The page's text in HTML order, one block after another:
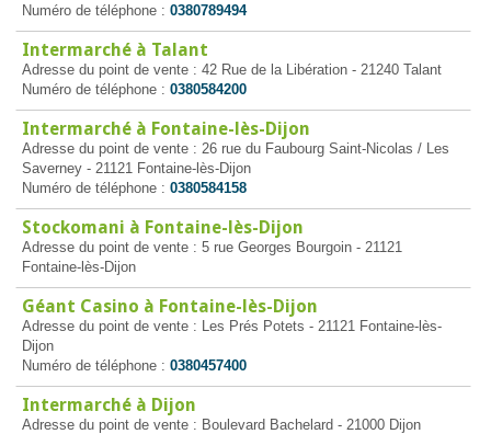
Numéro de téléphone : 0380789494
Intermarché à Talant
Adresse du point de vente : 42 Rue de la Libération - 21240 Talant
Numéro de téléphone : 0380584200
Intermarché à Fontaine-lès-Dijon
Adresse du point de vente : 26 rue du Faubourg Saint-Nicolas / Les
Saverney - 21121 Fontaine-lès-Dijon
Numéro de téléphone : 0380584158
Stockomani à Fontaine-lès-Dijon
Adresse du point de vente : 5 rue Georges Bourgoin - 21121
Fontaine-lès-Dijon
Géant Casino à Fontaine-lès-Dijon
Adresse du point de vente : Les Prés Potets - 21121 Fontaine-lès-
Dijon
Numéro de téléphone : 0380457400
Intermarché à Dijon
Adresse du point de vente : Boulevard Bachelard - 21000 Dijon